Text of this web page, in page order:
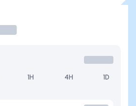
1H 4H 1D